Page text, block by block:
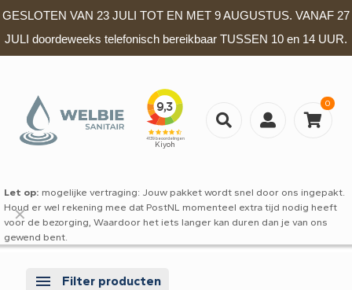
GESLOTEN VAN 23 JULI TOT EN MET 9 AUGUSTUS. VANAF 27
JULI doordeweeks telefonisch bereikbaar TUSSEN 10 en 14 UUR.
0
Let op: mogelijke vertraging: Jouw pakket wordt snel door ons ingepakt.
Houd er wel rekening mee dat PostNL momenteel extra tijd nodig heeft
voor de bezorging, Waardoor het iets langer kan duren dan je van ons
gewend bent.
✕
Filter producten